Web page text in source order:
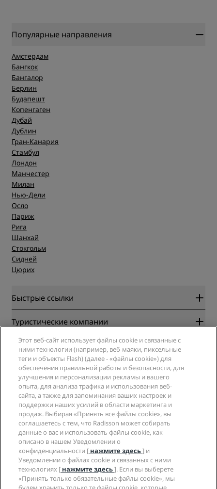
Популярные направления
Амстердам
Бангкок
Бангалор
Берлин
Будапешт
Копенгаген
Дубай
Дублин
Гран-Канария
Стамбул
Лондон
Манчестер
Милан
Нью-Дели
Осло
Париж
Рига
Шанхай
Стокгольм
Сидней
Цюрих
Быстрые ссылки
Radisson Rewards
Гарантия лучшей цены онлайн
Blog
Направления
Новые и будущие отели
Приложение Radisson Hotels
Отели со статусом Sports Approved
Отели для семейного отдыха
Охрана здоровья и безопасность
Туристические компании
Партнеры
Турагенты
Компания
Radisson Hotel Group
СМИ
Вакансии в RHG
Вакансии в PPHE
Вакансии в EHL
The Club by RHG
Возможности развития
Социально ответственный бизнес
Закупки
Юридическая информация
Центр конфиденциальности
Правовая оговорка
Условия и положения программы Radisson Rewards
Соглашение о пользовании сайтом
Цифровая доступность
Заявление о современном рабстве
Помощь
Уведомления для клиентов
Контактная информация
Часто задаваемые вопросы
Карта сайта
Социальные сети
Бренды Radisson Hotels
Этот веб-сайт использует файлы cookie и связанные с
ними технологии (например, веб-маяки, пиксельные
теги и объекты Flash) (далее - «файлы cookie») для
обеспечения правильной работы и безопасности, для
улучшения и персонализации рекламы и вашего
опыта, для анализа трафика и использования веб-
сайта, а также для запоминания ваших настроек и
поддержки наших усилий в области маркетинга и
продаж. Выбирая «Принять все файлы cookie», вы
соглашаетесь с тем, что Radisson может собирать
данные о вас и использовать файлы cookie, как
описано в нашем Уведомлении о
конфиденциальности [ нажмите здесь] и
Уведомлении о файлах cookie и связанных с ними
технологиях [ нажмите здесь]. Если вы выберете
«Принять только обязательные файлы cookie», мы